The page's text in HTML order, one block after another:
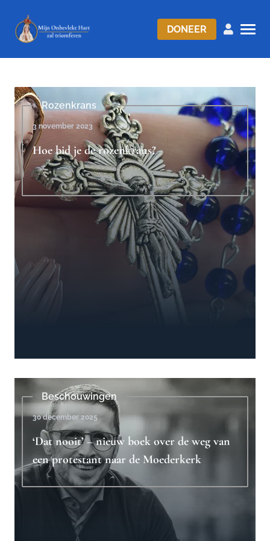
DONEER
Rozenkrans
3 november 2023
Hoe bid je de rozenkrans?
Beschouwingen
30 december 2025
‘Dat nooit’ – nieuw boek over de weg van
een protestant naar de Moederkerk